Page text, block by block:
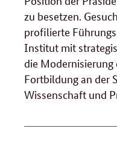
zu besetzen.
profilierte
Institut mit
die
Fortbildung an der
Wissenschaft und